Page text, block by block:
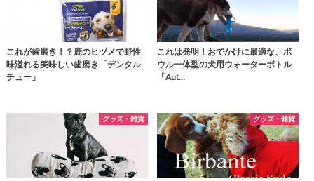
これが歯磨き！？鹿のヒヅメで野性
味溢れる美味しい歯磨き「デンタル
チュー」
これは発明！おでかけに最適な、ボ
ウル一体型の犬用ウォーターボトル
「Aut…
グッズ・雑貨 グッズ・雑貨